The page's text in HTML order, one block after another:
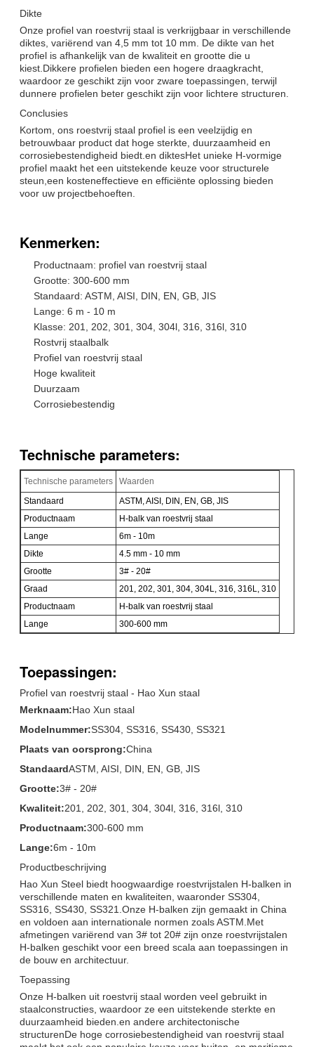
Dikte
Onze profiel van roestvrij staal is verkrijgbaar in verschillende
diktes, variërend van 4,5 mm tot 10 mm. De dikte van het
profiel is afhankelijk van de kwaliteit en grootte die u
kiest.Dikkere profielen bieden een hogere draagkracht,
waardoor ze geschikt zijn voor zware toepassingen, terwijl
dunnere profielen beter geschikt zijn voor lichtere structuren.
Conclusies
Kortom, ons roestvrij staal profiel is een veelzijdig en
betrouwbaar product dat hoge sterkte, duurzaamheid en
corrosiebestendigheid biedt.en diktesHet unieke H-vormige
profiel maakt het een uitstekende keuze voor structurele
steun,een kosteneffectieve en efficiënte oplossing bieden
voor uw projectbehoeften.
Kenmerken:
Productnaam: profiel van roestvrij staal
Grootte: 300-600 mm
Standaard: ASTM, AISI, DIN, EN, GB, JIS
Lange: 6 m - 10 m
Klasse: 201, 202, 301, 304, 304l, 316, 316l, 310
Rostvrij staalbalk
Profiel van roestvrij staal
Hoge kwaliteit
Duurzaam
Corrosiebestendig
Technische parameters:
Technische parameters
Waarden
Standaard
ASTM, AISI, DIN, EN, GB, JIS
Productnaam
H-balk van roestvrij staal
Lange
6m - 10m
Dikte
4.5 mm - 10 mm
Grootte
3# - 20#
Graad
201, 202, 301, 304, 304L, 316, 316L, 310
Productnaam
H-balk van roestvrij staal
Lange
300-600 mm
Toepassingen:
Profiel van roestvrij staal - Hao Xun staal
Merknaam:Hao Xun staal
Modelnummer:SS304, SS316, SS430, SS321
Plaats van oorsprong:China
StandaardASTM, AISI, DIN, EN, GB, JIS
Grootte:3# - 20#
Kwaliteit:201, 202, 301, 304, 304l, 316, 316l, 310
Productnaam:300-600 mm
Lange:6m - 10m
Productbeschrijving
Hao Xun Steel biedt hoogwaardige roestvrijstalen H-balken in
verschillende maten en kwaliteiten, waaronder SS304,
SS316, SS430, SS321.Onze H-balken zijn gemaakt in China
en voldoen aan internationale normen zoals ASTM.Met
afmetingen variërend van 3# tot 20# zijn onze roestvrijstalen
H-balken geschikt voor een breed scala aan toepassingen in
de bouw en architectuur.
Toepassing
Onze H-balken uit roestvrij staal worden veel gebruikt in
staalconstructies, waardoor ze een uitstekende sterkte en
duurzaamheid bieden.en andere architectonische
structurenDe hoge corrosiebestendigheid van roestvrij staal